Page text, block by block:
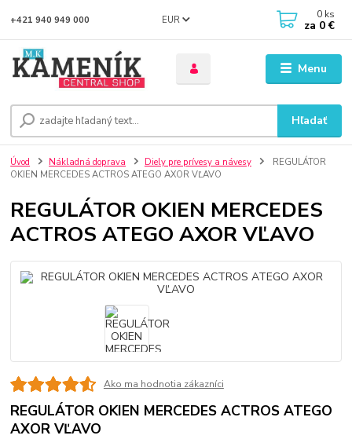
Menu
EUR
Hľadať
+421 940 949 000 0 ks
za 0 €
Úvod Nákladná doprava Diely pre prívesy a návesy
REGULÁTOR
OKIEN MERCEDES ACTROS ATEGO AXOR VĽAVO
REGULÁTOR OKIEN MERCEDES
ACTROS ATEGO AXOR VĽAVO
Ako ma hodnotia zákazníci
REGULÁTOR OKIEN MERCEDES ACTROS ATEGO
AXOR VĽAVO